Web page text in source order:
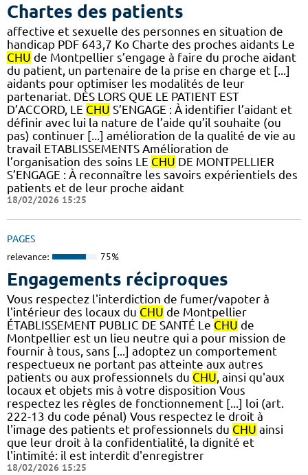
Chartes des patients
affective et sexuelle des personnes en situation de
handicap PDF 643,7 Ko Charte des proches aidants Le
CHU de Montpellier s’engage à faire du proche aidant
du patient, un partenaire de la prise en charge et [...]
aidants pour optimiser les modalités de leur
partenariat. DÈS LORS QUE LE PATIENT EST
D’ACCORD, LE CHU S’ENGAGE : À identifier l’aidant et
définir avec lui la nature de l’aide qu’il souhaite (ou
pas) continuer [...] amélioration de la qualité de vie au
travail ETABLISSEMENTS Amélioration de
l’organisation des soins LE CHU DE MONTPELLIER
S’ENGAGE : À reconnaître les savoirs expérientiels des
patients et de leur proche aidant
18/02/2026 15:25
PAGES
relevance: 75%
Engagements réciproques
Vous respectez l'interdiction de fumer/vapoter à
l'intérieur des locaux du CHU de Montpellier
ÉTABLISSEMENT PUBLIC DE SANTÉ Le CHU de
Montpellier est un lieu neutre qui a pour mission de
fournir à tous, sans [...] adoptez un comportement
respectueux ne portant pas atteinte aux autres
patients ou aux professionnels du CHU, ainsi qu'aux
locaux et objets mis à votre disposition Vous
respectez les règles de fonctionnement [...] loi (art.
222-13 du code pénal) Vous respectez le droit à
l'image des patients et professionnels du CHU ainsi
que leur droit à la confidentialité, la dignité et
l'intimité: il est interdit d'enregistrer
18/02/2026 15:25